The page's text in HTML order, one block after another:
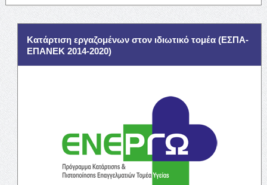
Κατάρτιση εργαζομένων στον ιδιωτικό τομέα (ΕΣΠΑ-
ΕΠΑΝΕΚ 2014-2020)